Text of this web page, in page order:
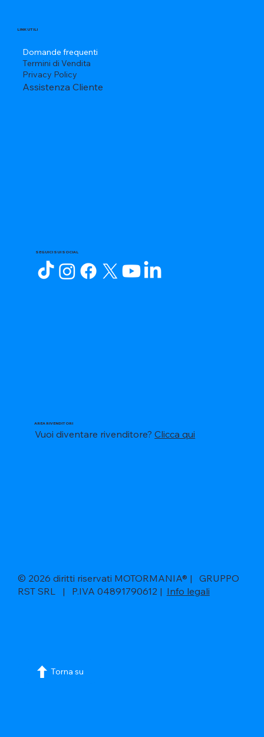
LINK UTILI
Domande frequenti
Termini di Vendita
Privacy Policy
Assistenza Cliente
SEGUICI SUI SOCIAL
AREA RIVENDITORI
Vuoi diventare rivenditore?Clicca qui
© 2026 diritti riservati MOTORMANIA® | GRUPPO
RST SRL | P.IVA 04891790612 | Info legali
Torna su